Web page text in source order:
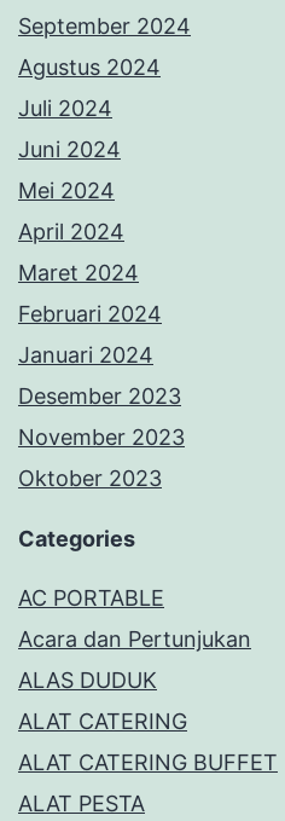
September 2024
Agustus 2024
Juli 2024
Juni 2024
Mei 2024
April 2024
Maret 2024
Februari 2024
Januari 2024
Desember 2023
November 2023
Oktober 2023
Categories
AC PORTABLE
Acara dan Pertunjukan
ALAS DUDUK
ALAT CATERING
ALAT CATERING BUFFET
ALAT PESTA